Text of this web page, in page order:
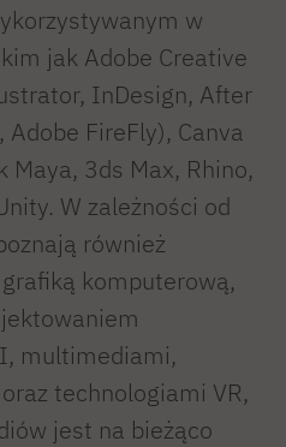
w
jak Adobe Creative
InDesign, After
FireFly), Canva
Maya, 3ds Max, Rhino,
W zależności od
również
komputerową,
multimediami,
technologiami VR,
jest na bieżąco